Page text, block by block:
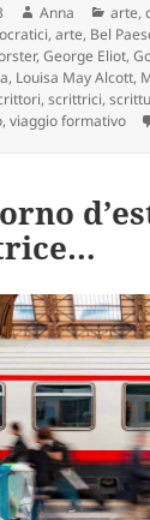
Autore
Anna arte,
,arte, Bel
,George Eliot,
, Louisa May Alcott,
,scrittrici,
,viaggio formativo